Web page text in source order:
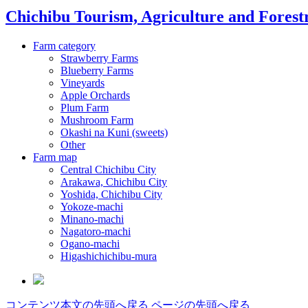
Chichibu Tourism, Agriculture and
Farm category
Strawberry Farms
Blueberry Farms
Vineyards
Apple Orchards
Plum Farm
Mushroom Farm
Okashi na Kuni (sweets)
Other
Farm map
Central Chichibu City
Arakawa, Chichibu City
Yoshida, Chichibu City
Yokoze-machi
Minano-machi
Nagatoro-machi
Ogano-machi
Higashichichibu-mura
コンテンツ本文の先頭へ戻る ページの先頭へ戻る